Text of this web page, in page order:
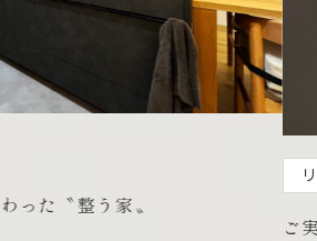
ご実家近くの物件をリノベー